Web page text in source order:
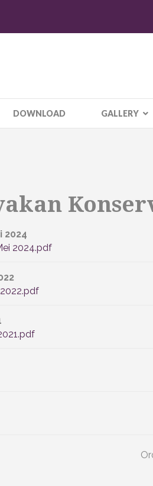
DOWNLOAD GALLERY
2024
2024.pdf